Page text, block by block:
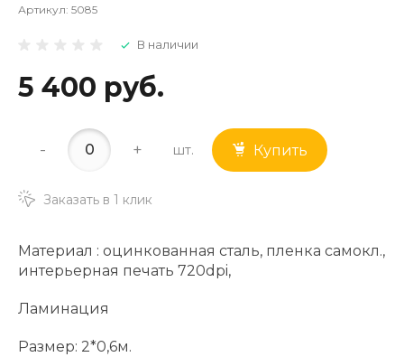
Артикул: 5085
В наличии
5 400 руб.
- + шт. Купить
Заказать в 1 клик
Материал : оцинкованная сталь, пленка самокл.,
интерьерная печать 720dpi,
Ламинация
Размер: 2*0,6м.